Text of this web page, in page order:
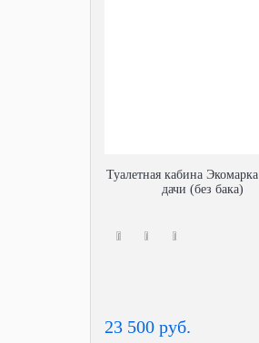
Туалетная кабина
дачи (без бака)
23 500 руб.